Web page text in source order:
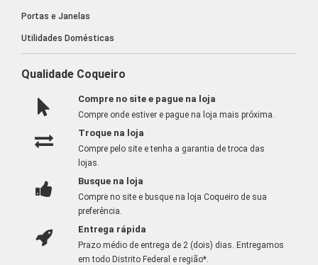
Portas e Janelas
Utilidades Domésticas
Qualidade Coqueiro
Compre no site e pague na loja
Compre onde estiver e pague na loja mais próxima.
Troque na loja
Compre pelo site e tenha a garantia de troca das
lojas.
Busque na loja
Compre no site e busque na loja Coqueiro de sua
preferência.
Entrega rápida
Prazo médio de entrega de 2 (dois) dias. Entregamos
em todo Distrito Federal e região*.